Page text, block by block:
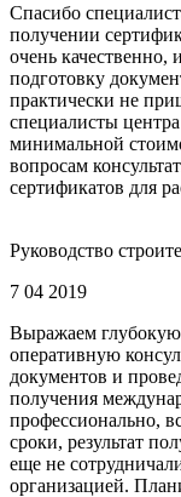
Спасибо
получении
очень
подготовку
практически не
специалисты
минимальной
вопросам
сертификатов для
Руководство
7 04 2019
Выражаем глубокую
оперативную
документов и
получения
профессионально,
сроки, результат
еще не
организацией.